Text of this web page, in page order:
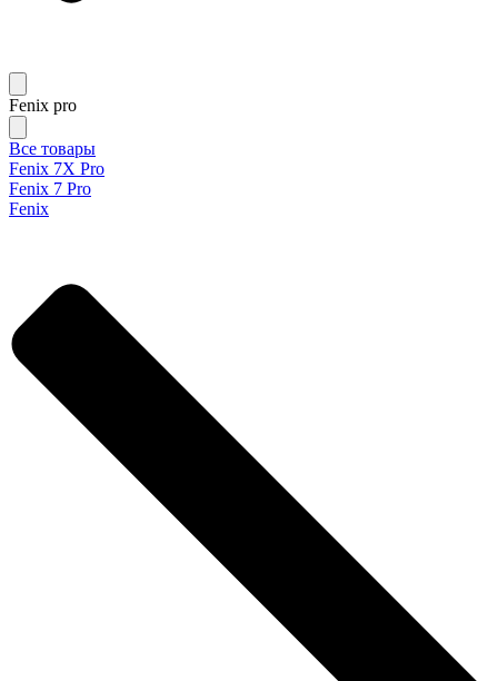
Fenix pro
Все товары
Fenix 7X Pro
Fenix 7 Pro
Fenix